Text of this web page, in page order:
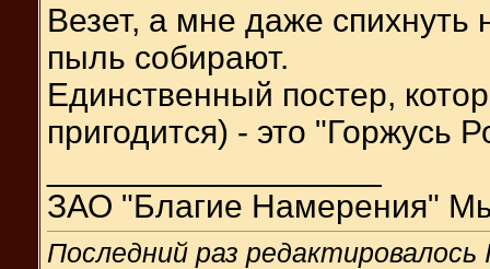
Везет, а мне даже спихнуть
пыль собирают.
Единственный постер,
пригодится) - это "Горжусь
ЗАО "Благие Намерения"
Последний раз